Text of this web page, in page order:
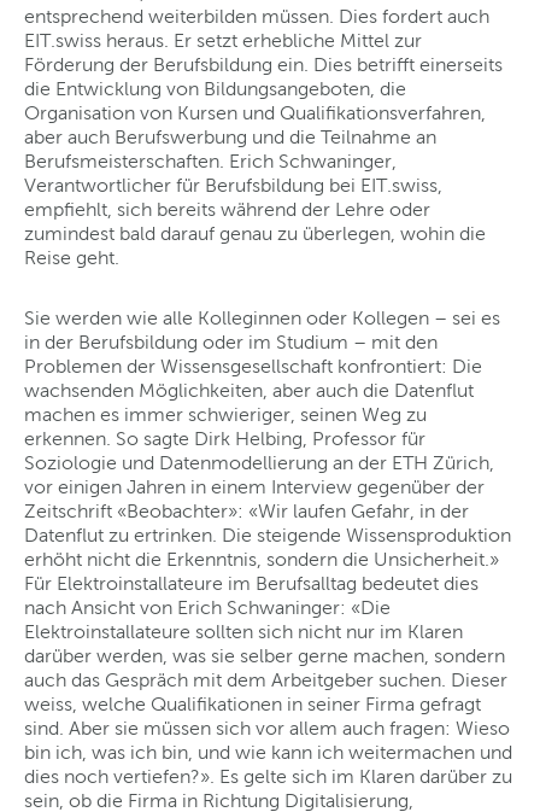
entsprechend weiterbilden müssen. Dies fordert auch
EIT.swiss heraus. Er setzt erhebliche Mittel zur
Förderung der Berufsbildung ein. Dies betrifft einerseits
die Entwicklung von Bildungsangeboten, die
Organisation von Kursen und Qualifikationsverfahren,
aber auch Berufswerbung und die Teilnahme an
Berufsmeisterschaften. Erich Schwaninger,
Verantwortlicher für Berufsbildung bei EIT.swiss,
empfiehlt, sich bereits während der Lehre oder
zumindest bald darauf genau zu überlegen, wohin die
Reise geht.
Sie werden wie alle Kolleginnen oder Kollegen – sei es
in der Berufsbildung oder im Studium – mit den
Problemen der Wissensgesellschaft konfrontiert: Die
wachsenden Möglichkeiten, aber auch die Datenflut
machen es immer schwieriger, seinen Weg zu
erkennen. So sagte Dirk Helbing, Professor für
Soziologie und Datenmodellierung an der ETH Zürich,
vor einigen Jahren in einem Interview gegenüber der
Zeitschrift «Beobachter»: «Wir laufen Gefahr, in der
Datenflut zu ertrinken. Die steigende Wissensproduktion
erhöht nicht die Erkenntnis, sondern die Unsicherheit.»
Für Elektroinstallateure im Berufsalltag bedeutet dies
nach Ansicht von Erich Schwaninger: «Die
Elektroinstallateure sollten sich nicht nur im Klaren
darüber werden, was sie selber gerne machen, sondern
auch das Gespräch mit dem Arbeitgeber suchen. Dieser
weiss, welche Qualifikationen in seiner Firma gefragt
sind. Aber sie müssen sich vor allem auch fragen: Wieso
bin ich, was ich bin, und wie kann ich weitermachen und
dies noch vertiefen?». Es gelte sich im Klaren darüber zu
sein, ob die Firma in Richtung Digitalisierung,